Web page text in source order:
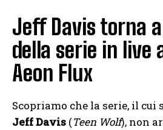
Jeff Davis torna
della serie in live
Aeon Flux
Scopriamo che la serie, il
Jeff Davis (Teen Wolf), non